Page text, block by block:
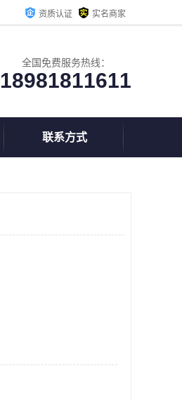
资质认证 实名商家
全国免费服务热线：
18981811611
联系方式